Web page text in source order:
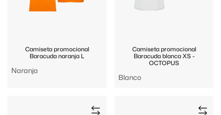
Camiseta promocional
Baracuda naranja L
Naranja
Camiseta promocional
Baracuda blanca XS -
OCTOPUS
Blanco